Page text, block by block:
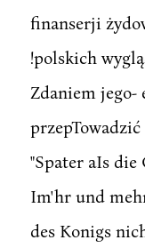
finanserji
!polskich
Zdaniem jego-
"Spater aIs
Im'hr und
des Konigs